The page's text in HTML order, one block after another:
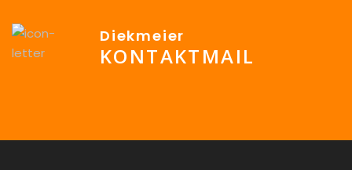
Diekmeier
KONTAKTMAIL